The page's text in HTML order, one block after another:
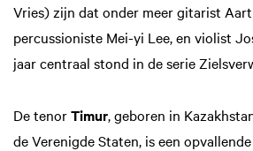
Vries) zijn dat onder meer gitarist
percussioniste Mei-yi Lee, en violist
jaar centraal stond in de serie
De tenorTimur, geboren in
de Verenigde Staten, is een opvallende